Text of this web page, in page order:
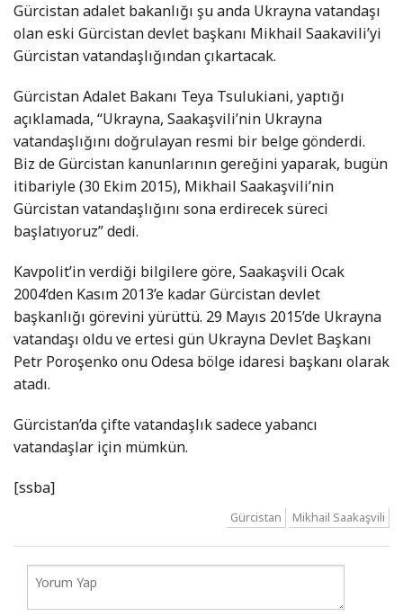
Gürcistan adalet bakanlığı şu anda Ukrayna vatandaşı
olan eski Gürcistan devlet başkanı Mikhail Saakavili’yi
Gürcistan vatandaşlığından çıkartacak.
Gürcistan Adalet Bakanı Teya Tsulukiani, yaptığı
açıklamada, “Ukrayna, Saakaşvili’nin Ukrayna
vatandaşlığını doğrulayan resmi bir belge gönderdi.
Biz de Gürcistan kanunlarının gereğini yaparak, bugün
itibariyle (30 Ekim 2015), Mikhail Saakaşvili’nin
Gürcistan vatandaşlığını sona erdirecek süreci
başlatıyoruz” dedi.
Kavpolit’in verdiği bilgilere göre, Saakaşvili Ocak
2004’den Kasım 2013’e kadar Gürcistan devlet
başkanlığı görevini yürüttü. 29 Mayıs 2015’de Ukrayna
vatandaşı oldu ve ertesi gün Ukrayna Devlet Başkanı
Petr Poroşenko onu Odesa bölge idaresi başkanı olarak
atadı.
Gürcistan’da çifte vatandaşlık sadece yabancı
vatandaşlar için mümkün.
[ssba]
Gürcistan Mikhail Saakaşvili